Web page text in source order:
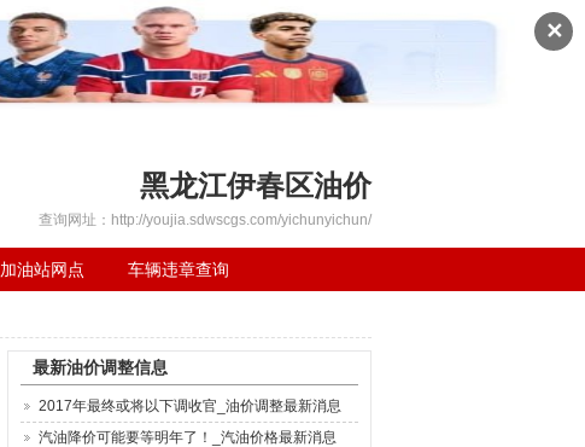
✕
黑龙江伊春区油价
查询网址：http://youjia.sdwscgs.com/yichunyichun/
加油站网点 车辆违章查询
最新油价调整信息
2017年最终或将以下调收官_油价调整最新消息
汽油降价可能要等明年了！_汽油价格最新消息